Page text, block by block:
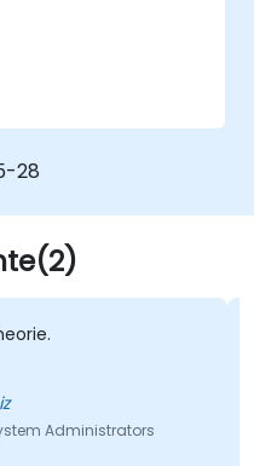
Bereichen
Master-Slave-
(AOF und
zuverlässige
28
Administrators